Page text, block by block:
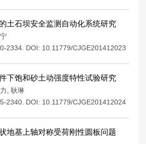
土石坝安全监测自动化系统研究
2334. DOI: 10.11779/CJGE201412023
下饱和砂土动强度特性试验研究
耿琳
2340. DOI: 10.11779/CJGE201412024
地基上轴对称受荷刚性圆板问题